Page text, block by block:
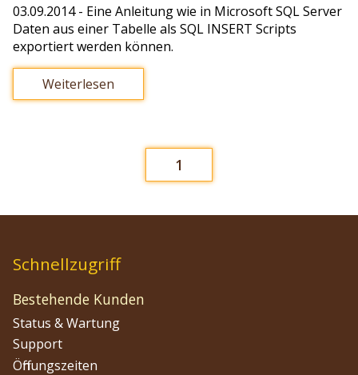
03.09.2014- Eine Anleitung wie in Microsoft SQL Server
Daten aus einer Tabelle als SQL INSERT Scripts
exportiert werden können.
Weiterlesen
1
Schnellzugriff
Bestehende Kunden
Status & Wartung
Support
Öffnungszeiten